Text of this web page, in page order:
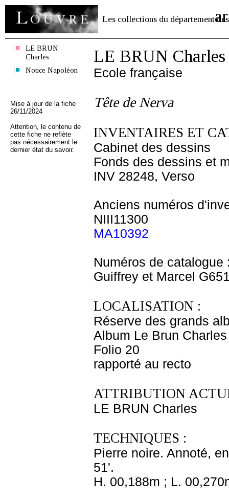
Les collections du département des
LE BRUN
Charles
Notice Napoléon
Mise à jour de la fiche
26/11/2024
Attention, le contenu de
cette fiche ne reflète
pas nécessairement le
dernier état du savoir.
LE BRUN Charles
Ecole française
Tête de Nerva
INVENTAIRES ET
Cabinet des dessins
Fonds des dessins et
INV 28248, Verso
Anciens numéros
NIII11300
MA10392
Numéros de catalogue
Guiffrey et Marcel
LOCALISATION :
Réserve des grands
Album Le Brun
Folio 20
rapporté au recto
ATTRIBUTION
LE BRUN Charles
TECHNIQUES :
Pierre noire. Annoté,
51'.
H. 00,188m ; L.